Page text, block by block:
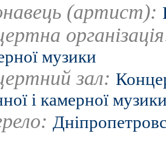
(артист):
музики
зал:
і камерної